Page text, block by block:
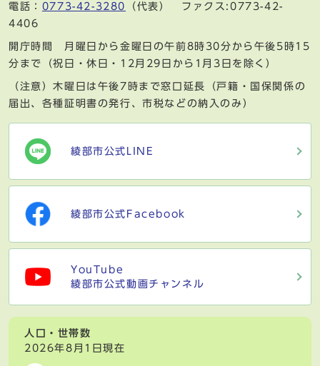
電話： 0773-42-3280
（代表） ファクス:0773-42-
4406
開庁時間 月曜日から金曜日の午前8時30分から午後5時15
分まで（祝日・休日・12月29日から1月3日を除く）
（注意）木曜日は午後7時まで窓口延長（戸籍・国保関係の
届出、各種証明書の発行、市税などの納入のみ）
綾部市公式LINE
綾部市公式Facebook
YouTube
綾部市公式動画チャンネル
人口・世帯数
2026年8月1日現在